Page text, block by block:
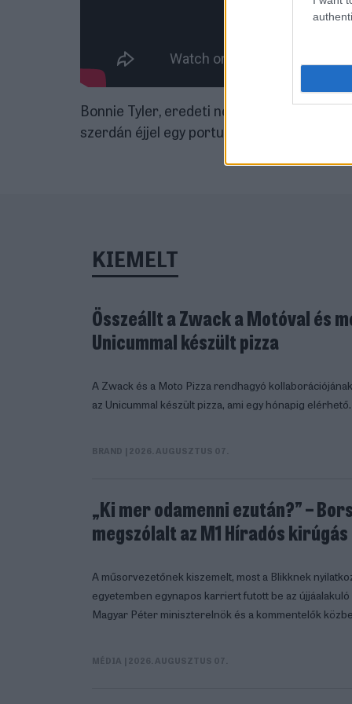
Bonnie Tyler, eredeti nevén Gaynor
szerdán éjjel egy portugál kórházban
KIEMELT
Összeállt a Zwack a Motóval és
Unicummal készült pizza
A Zwack és a Moto Pizza rendhagyó
az Unicummal készült pizza, ami egy hónapig elérhető.
BRAND | 2026. AUGUSZTUS 07.
„Ki mer odamenni ezután?” –
megszólalt az M1 Híradós
A műsorvezetőnek kiszemelt, most a Blikknek
egyetemben egynapos karriert futott be az
Magyar Péter miniszterelnök és a kommentelők
MÉDIA | 2026. AUGUSZTUS 07.